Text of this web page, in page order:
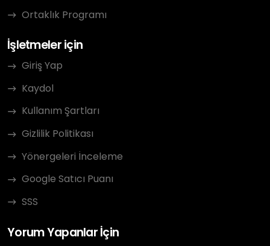
Ortaklık Programı
İşletmeler için
Giriş Yap
Kaydol
Kullanım Şartları
Gizlilik Politikası
Yönergeleri İnceleme
Google Satıcı Puanı
SSS
Yorum Yapanlar İçin